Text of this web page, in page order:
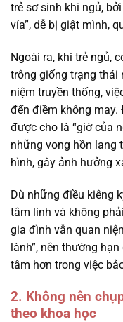
trẻ sơ sinh khi ngủ,
vía”, dễ bị giật mình,
Ngoài ra, khi trẻ ngủ,
trông giống trạng thái
niệm truyền thống,
đến điềm không
được cho là “giờ của
những vong hồn lang
hình, gây ảnh hưởng
Dù những điều kiêng
tâm linh và không
gia đình vẫn quan
lành”, nên thường
tâm hơn trong việc
2. Không nên
theo khoa học